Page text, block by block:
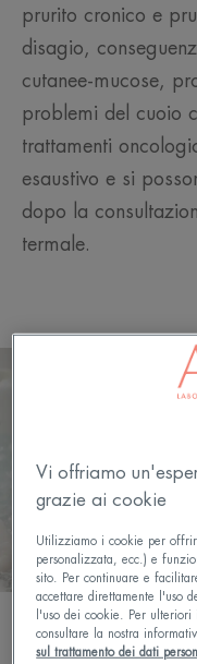
prurito cronico e
disagio,
cutanee-mucose,
problemi del cuoio
trattamenti
esaustivo e si
dopo la
termale.
Vi offriamo
grazie ai cookie
Utilizziamo i cookie per
personalizzata, ecc.) e
sito. Per continuare e
accettare direttamente l'uso
l'uso dei cookie. Per ulteriori
consultare la nostra
sul trattamento dei dati